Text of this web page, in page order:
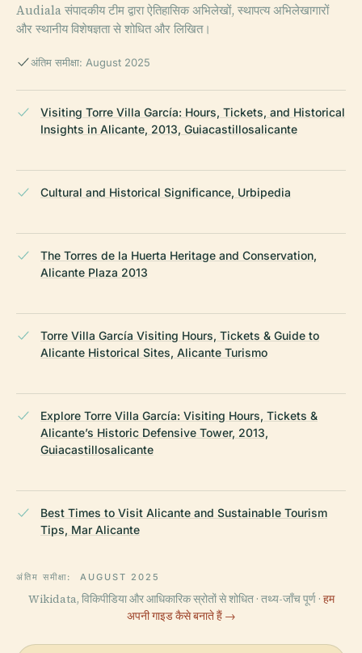
Audiala संपादकीय टीम द्वारा ऐतिहासिक अभिलेखों, स्थापत्य अभिलेखागारों
और स्थानीय विशेषज्ञता से शोधित और लिखित।
अंतिम समीक्षा: August 2025
Visiting Torre Villa García: Hours, Tickets, and Historical
Insights in Alicante, 2013, Guiacastillosalicante
Cultural and Historical Significance, Urbipedia
The Torres de la Huerta Heritage and Conservation,
Alicante Plaza 2013
Torre Villa García Visiting Hours, Tickets & Guide to
Alicante Historical Sites, Alicante Turismo
Explore Torre Villa García: Visiting Hours, Tickets &
Alicante’s Historic Defensive Tower, 2013,
Guiacastillosalicante
Best Times to Visit Alicante and Sustainable Tourism
Tips, Mar Alicante
अंतिम समीक्षा: AUGUST 2025
Wikidata, विकिपीडिया और आधिकारिक स्रोतों से शोधित · तथ्य-जाँच पूर्ण · हम
अपनी गाइड कैसे बनाते हैं →